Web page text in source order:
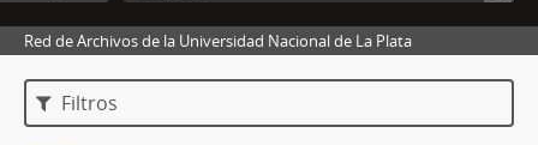
Red de Archivos de la Universidad Nacional de La Plata
Filtros